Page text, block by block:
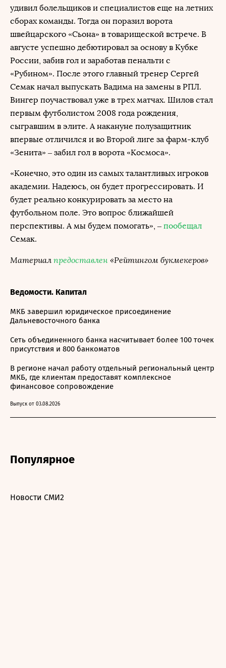
удивил болельщиков и специалистов еще на летних
сборах команды. Тогда он поразил ворота
швейцарского «Сьона» в товарищеской встрече. В
августе успешно дебютировал за основу в Кубке
России, забив гол и заработав пенальти с
«Рубином». После этого главный тренер Сергей
Семак начал выпускать Вадима на замены в РПЛ.
Вингер поучаствовал уже в трех матчах. Шилов стал
первым футболистом 2008 года рождения,
сыгравшим в элите. А накануне полузащитник
впервые отличился и во Второй лиге за фарм-клуб
«Зенита» – забил гол в ворота «Космоса».
«Конечно, это один из самых талантливых игроков
академии. Надеюсь, он будет прогрессировать. И
будет реально конкурировать за место на
футбольном поле. Это вопрос ближайшей
перспективы. А мы будем помогать», – пообещал
Семак.
Материалпредоставлен«Рейтингом букмекеров»
Ведомости. Капитал
МКБ завершил юридическое присоединение
Дальневосточного банка
Сеть объединенного банка насчитывает более 100 точек
присутствия и 800 банкоматов
В регионе начал работу отдельный региональный центр
МКБ, где клиентам предоставят комплексное
финансовое сопровождение
Выпуск от 03.08.2026
Популярное
Новости СМИ2